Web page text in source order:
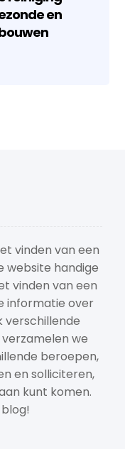
en
vinden van een
website handige
vinden van een
informatie over
verschillende
we
beroepen,
en solliciteren,
kunt komen.